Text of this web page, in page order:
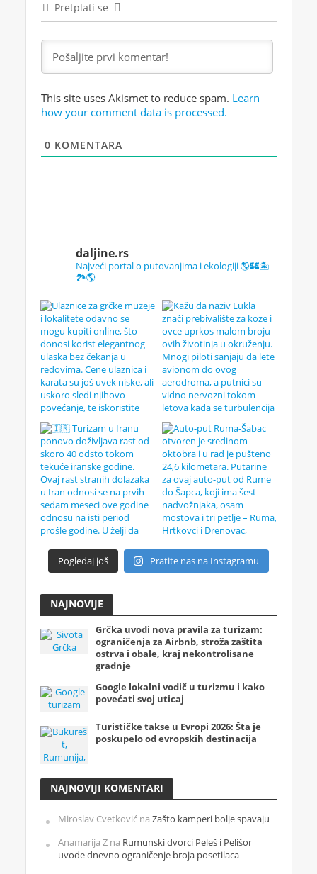
Pretplati se
This site uses Akismet to reduce spam. Learn
how your comment data is processed.
0 KOMENTARA
daljine.rs
Najveći portal o putovanjima i ekologiji 🌎🏰🏝️
🏞️🌎
Pogledaj još Pratite nas na Instagramu
NAJNOVIJE
Grčka uvodi nova pravila za turizam:
ograničenja za Airbnb, stroža zaštita
ostrva i obale, kraj nekontrolisane
gradnje
Google lokalni vodič u turizmu i kako
povećati svoj uticaj
Turističke takse u Evropi 2026: Šta je
poskupelo od evropskih destinacija
NAJNOVIJI KOMENTARI
Miroslav Cvetkovićna Zašto kamperi bolje spavaju
Anamarija Zna Rumunski dvorci Peleš i Pelišor
uvode dnevno ograničenje broja posetilaca